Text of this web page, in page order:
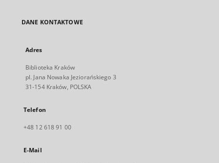
DANE KONTAKTOWE
Adres
Biblioteka Kraków
pl. Jana Nowaka Jeziorańskiego 3
31-154 Kraków, POLSKA
Telefon
+48 12 618 91 00
E-Mail